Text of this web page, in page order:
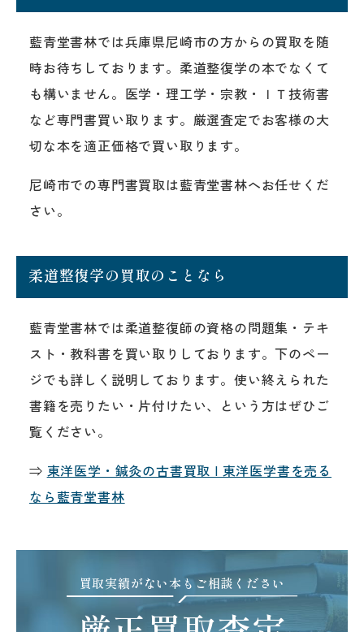
藍青堂書林では兵庫県尼崎市の方からの買取を随
時お待ちしております。柔道整復学の本でなくて
も構いません。医学・理工学・宗教・ＩＴ技術書
など専門書買い取ります。厳選査定でお客様の大
切な本を適正価格で買い取ります。
尼崎市での専門書買取は藍青堂書林へお任せくだ
さい。
柔道整復学の買取のことなら
藍青堂書林では柔道整復師の資格の問題集・テキ
スト・教科書を買い取りしております。下のペー
ジでも詳しく説明しております。使い終えられた
書籍を売りたい・片付けたい、という方はぜひご
覧ください。
⇒ 東洋医学・鍼灸の古書買取 | 東洋医学書を売る
なら藍青堂書林
買取実績がない本もご相談ください